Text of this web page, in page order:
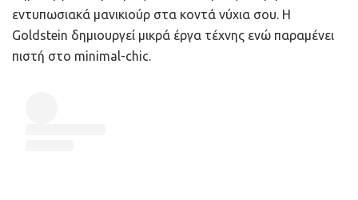
εντυπωσιακά μανικιούρ στα κοντά νύχια σου. Η
Goldstein δημιουργεί μικρά έργα τέχνης ενώ παραμένει
πιστή στο minimal-chic.